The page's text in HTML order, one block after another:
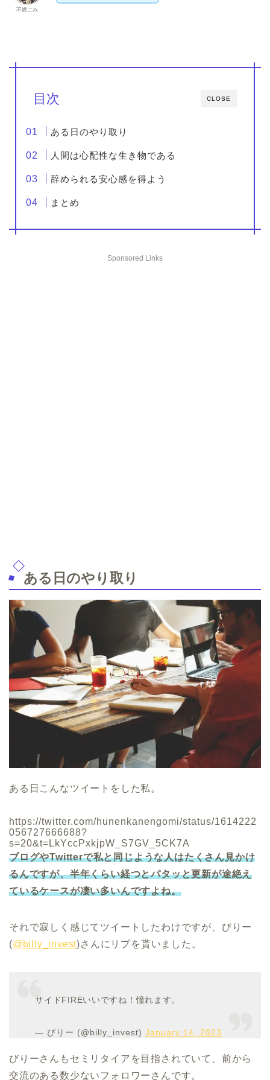
不燃ごみ
CLOSE
目次
ある日のやり取り
人間は心配性な生き物である
辞められる安心感を得よう
まとめ
Sponsored Links
ある日のやり取り
ある日こんなツイートをした私。
https://twitter.com/hunenkanengomi/status/1614222
056727666688?
s=20&t=LkYccPxkjpW_S7GV_5CK7A
ブログやTwitterで私と同じような人はたくさん見かけ
るんですが、半年くらい経つとパタッと更新が途絶え
ているケースが凄い多いんですよね。
それで寂しく感じてツイートしたわけですが、びりー
(@billy_invest)さんにリプを貰いました。
サイドFIREいいですね！憧れます。
— びりー (@billy_invest)January 14, 2023
びりーさんもセミリタイアを目指されていて、前から
交流のある数少ないフォロワーさんです。